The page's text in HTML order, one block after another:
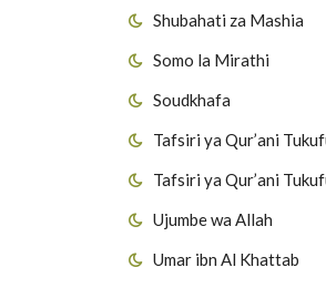
Shubahati za Mashia
Somo la Mirathi
Soudkhafa
Tafsiri ya Qur’ani
Tafsiri ya Qur’ani
Ujumbe wa Allah
Umar ibn Al Khattab